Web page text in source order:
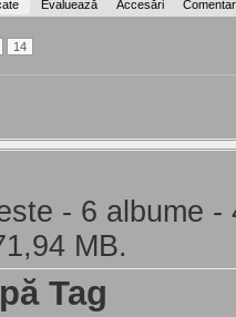
Evaluează Accesări
14
- 6 albume
MB.
Tag